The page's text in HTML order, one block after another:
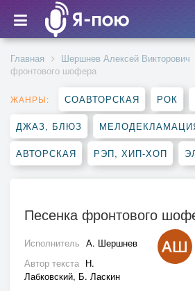
Главная Шершнев Алексей Викторович
фронтового шофера
ЖАНРЫ: СОАВТОРСКАЯ РОК
ДЖАЗ, БЛЮЗ
АВТОРСКАЯ РЭП, ХИП-ХОП
Песенка фронтового
Исполнитель А. Шершнев
Автор текста Н.
Лабковский, Б. Ласкин